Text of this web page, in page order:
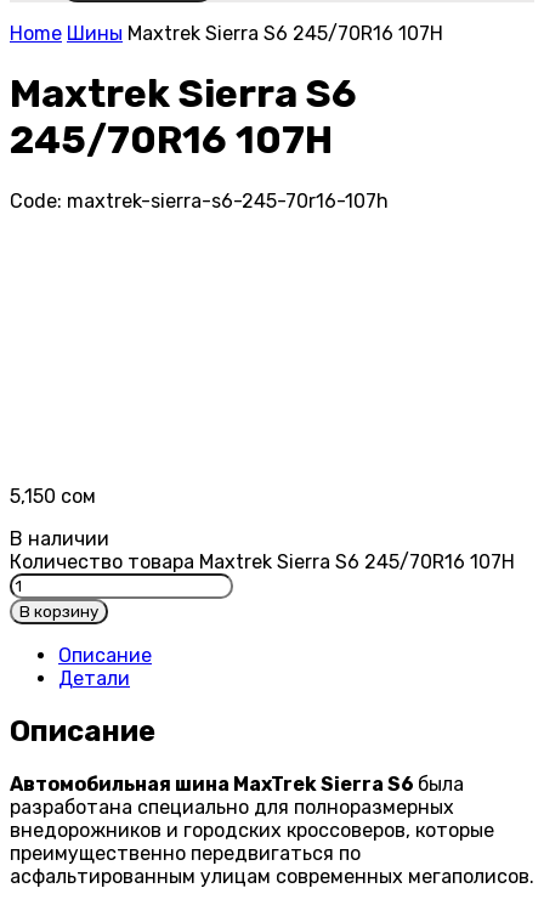
Home Шины Maxtrek Sierra S6 245/70R16 107H
Maxtrek Sierra S6
245/70R16 107H
Code: maxtrek-sierra-s6-245-70r16-107h
5,150 сом
В наличии
Количество товара Maxtrek Sierra S6 245/70R16 107H
В корзину
Описание
Детали
Описание
Автомобильная шина MaxTrek Sierra S6 была
разработана специально для полноразмерных
внедорожников и городских кроссоверов, которые
преимущественно передвигаться по
асфальтированным улицам современных мегаполисов.